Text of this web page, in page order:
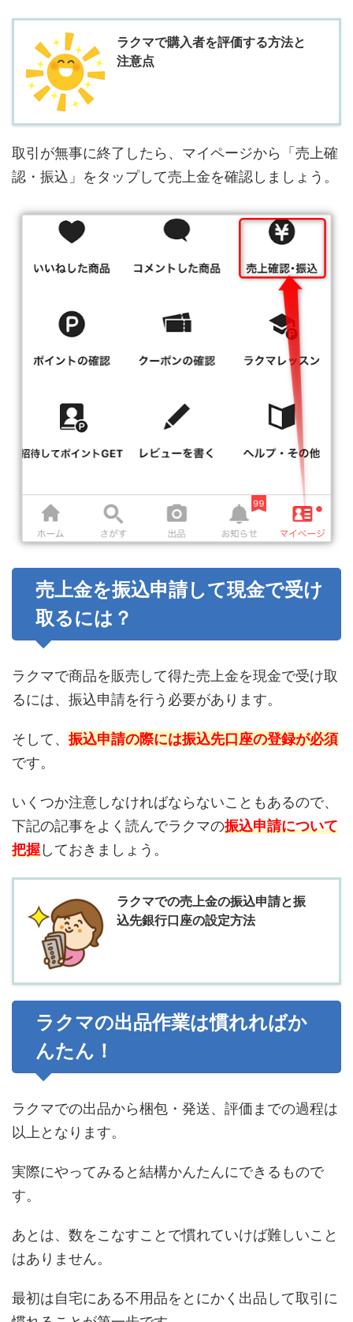
ラクマで購入者を評価する方法と
注意点
取引が無事に終了したら、マイページから「売上確
認・振込」をタップして売上金を確認しましょう。
売上金を振込申請して現金で受け
取るには？
ラクマで商品を販売して得た売上金を現金で受け取
るには、振込申請を行う必要があります。
そして、 振込申請の際には振込先口座の登録が必須
です。
いくつか注意しなければならないこともあるので、
下記の記事をよく読んでラクマの振込申請について
把握しておきましょう。
ラクマでの売上金の振込申請と振
込先銀行口座の設定方法
ラクマの出品作業は慣れればか
んたん！
ラクマでの出品から梱包・発送、評価までの過程は
以上となります。
実際にやってみると結構かんたんにできるもので
す。
あとは、数をこなすことで慣れていけば難しいこと
はありません。
最初は自宅にある不用品をとにかく出品して取引に